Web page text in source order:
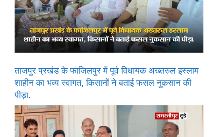
ताजपुर प्रखंड के फाजिलपुर में पूर्व विधायक अख्तरुल इस्लाम
शाहीन का भव्य स्वागत, किसानों ने बताई फसल नुकसान की
पीड़ा.